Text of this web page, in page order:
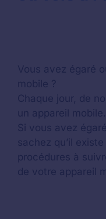
Vous avez égaré
mobile ?
Chaque jour, de
un appareil
Si vous avez
sachez qu’il
procédures à
de votre appareil